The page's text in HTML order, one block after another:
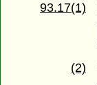
93.17(1)
(2)